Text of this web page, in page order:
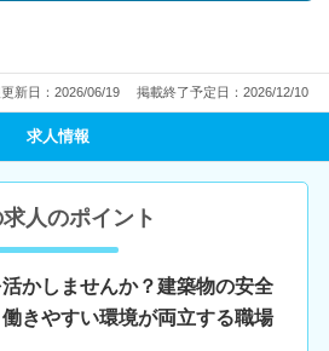
新日：2026/06/19 掲載終了予定日：2026/12/10
求人情報
求人のポイント
かしませんか？建築物の安全
きやすい環境が両立する職場